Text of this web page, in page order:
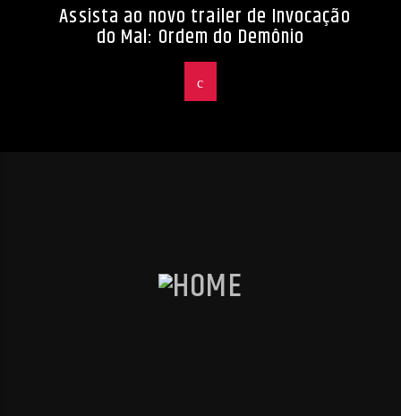
Assista ao novo trailer de Invocação
do Mal: Ordem do Demônio